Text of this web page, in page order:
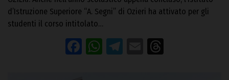
d’Istruzione Superiore “A. Segni” di Ozieri ha attivato per gli
studenti il corso intitolato…
Facebook
WhatsApp
Telegram
Email